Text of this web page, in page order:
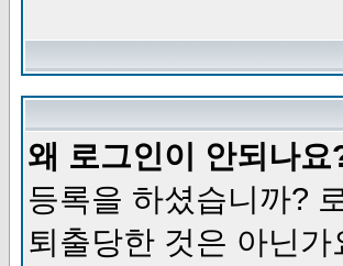
왜 로그인이 안되나요
등록을 하셨습니까?
퇴출당한 것은 아닌